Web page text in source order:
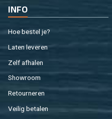
INFO
Hoe be­stel je?
Laten le­ve­ren
Zelf af­ha­len
Show­room
Re­tour­ne­ren
Vei­lig be­ta­len